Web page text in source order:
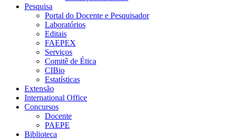
Pesquisa
Portal do Docente e Pesquisador
Laboratórios
Editais
FAEPEX
Serviços
Comitê de Ética
CIBio
Estatísticas
Extensão
International Office
Concursos
Docente
PAEPE
Biblioteca